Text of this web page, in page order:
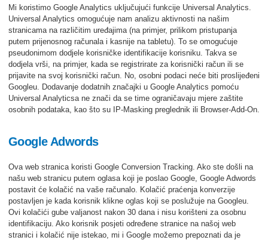
Mi koristimo Google Analytics uključujući funkcije Universal Analytics.
Universal Analytics omogućuje nam analizu aktivnosti na našim
stranicama na različitim uređajima (na primjer, prilikom pristupanja
putem prijenosnog računala i kasnije na tabletu). To se omogućuje
pseudonimom dodjele korisničke identifikacije korisniku. Takva se
dodjela vrši, na primjer, kada se registrirate za korisnički račun ili se
prijavite na svoj korisnički račun. No, osobni podaci neće biti proslijeđeni
Googleu. Dodavanje dodatnih značajki u Google Analytics pomoću
Universal Analyticsa ne znači da se time ograničavaju mjere zaštite
osobnih podataka, kao što su IP-Masking preglednik ili Browser-Add-On.
Google Adwords
Ova web stranica koristi Google Conversion Tracking. Ako ste došli na
našu web stranicu putem oglasa koji je poslao Google, Google Adwords
postavit će kolačić na vaše računalo. Kolačić praćenja konverzije
postavljen je kada korisnik klikne oglas koji se poslužuje na Googleu.
Ovi kolačići gube valjanost nakon 30 dana i nisu korišteni za osobnu
identifikaciju. Ako korisnik posjeti određene stranice na našoj web
stranici i kolačić nije istekao, mi i Google možemo prepoznati da je